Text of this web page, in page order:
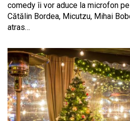
comedy îi vor aduce la microfon
Cătălin Bordea, Micutzu, Mihai
atras…